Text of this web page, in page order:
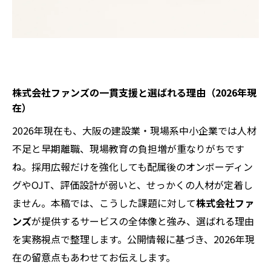
株式会社ファンズの一貫支援と選ばれる理由（2026年現
在）
2026年現在も、大阪の建設業・現場系中小企業では人材
不足と早期離職、現場教育の負担増が重なりがちです
ね。採用広報だけを強化しても配属後のオンボーディン
グやOJT、評価設計が弱いと、せっかくの人材が定着し
ません。本稿では、こうした課題に対して株式会社ファ
ンズが提供するサービスの全体像と強み、選ばれる理由
を実務視点で整理します。公開情報に基づき、2026年現
在の留意点もあわせてお伝えします。